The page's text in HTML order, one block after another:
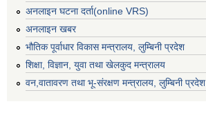
अनलाइन घटना दर्ता(online VRS)
अनलाइन खबर
भौतिक पूर्वाधार विकास मन्त्रालय, लुम्बिनी प्रदेश
शिक्षा, विज्ञान, युवा तथा खेलकुद मन्‍‍त्रालय
वन,वातावरण तथा भू-संरक्षण मन्त्रालय, लुम्बिनी प्रदेश